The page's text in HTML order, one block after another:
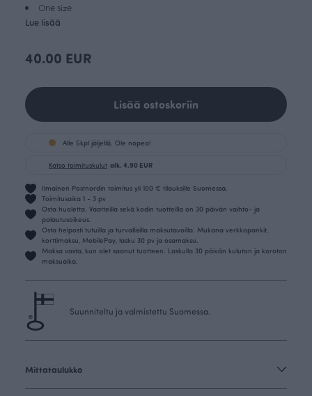
One size
Lue lisää
40.00 EUR
Lisää ostoskoriin
Alle 5kpl jäljellä. Ole nopea!
Katso toimituskulut alk. 4.90 EUR
Ilmainen Postnordin toimitus yli 100 € tilauksille Suomessa.
Toimitusaika 1 - 3 pv
Osta huoletta. Vaatteilla sekä kodin tuotteilla on 30 päivän vaihto- ja
palautusoikeus.
Osta helposti tutuilla ja turvallisilla maksutavoilla. Mukana verkkopankit,
korttimaksu, MobilePay, lasku 30 pv ja osamaksu.
Maksa vasta, kun olet saanut tuotteen. Laskulla 30 päivän kuluton ja koroton
maksuaika.
Suunniteltu ja valmistettu Suomessa.
Mittataulukko